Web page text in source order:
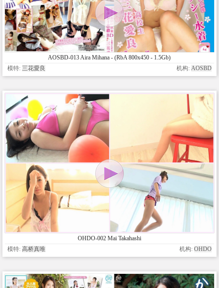
AOSBD-013 Aira Mihana - (RbA 800x450 - 1.5Gb)
模特: 三花愛良 机构: AOSBD
OHDO-002 Mai Takahashi
模特: 高桥真唯 机构: OHDO